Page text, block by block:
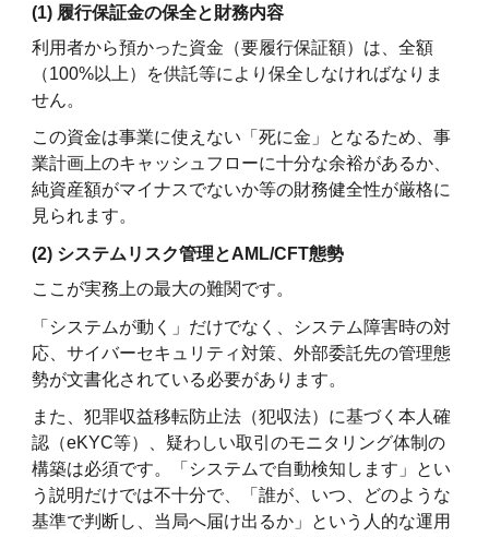
(1) 履行保証金の保全と財務内容
利用者から預かった資金（要履行保証額）は、全額
（100%以上）を供託等により保全しなければなりま
せん。
この資金は事業に使えない「死に金」となるため、事
業計画上のキャッシュフローに十分な余裕があるか、
純資産額がマイナスでないか等の財務健全性が厳格に
見られます。
(2) システムリスク管理とAML/CFT態勢
ここが実務上の最大の難関です。
「システムが動く」だけでなく、システム障害時の対
応、サイバーセキュリティ対策、外部委託先の管理態
勢が文書化されている必要があります。
また、犯罪収益移転防止法（犯収法）に基づく本人確
認（eKYC等）、疑わしい取引のモニタリング体制の
構築は必須です。「システムで自動検知します」とい
う説明だけでは不十分で、「誰が、いつ、どのような
基準で判断し、当局へ届け出るか」という人的な運用